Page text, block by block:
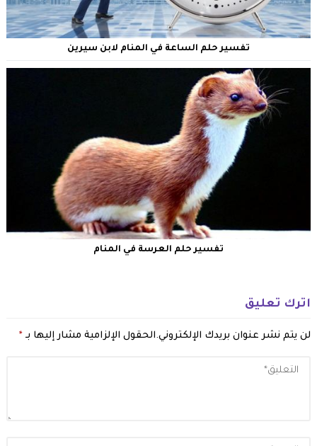
تفسير حلم الساعة في المنام لابن سيرين
تفسير حلم العرسة في المنام
اترك تعليق
لن يتم نشر عنوان بريدك الإلكتروني.الحقول الإلزامية مشار إليها بـ *